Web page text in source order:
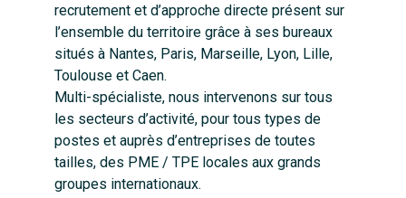
recrutement et d’approche directe présent sur
l’ensemble du territoire grâce à ses bureaux
situés à Nantes, Paris, Marseille, Lyon, Lille,
Toulouse et Caen.
Multi-spécialiste, nous intervenons sur tous
les secteurs d’activité, pour tous types de
postes et auprès d’entreprises de toutes
tailles, des PME / TPE locales aux grands
groupes internationaux.